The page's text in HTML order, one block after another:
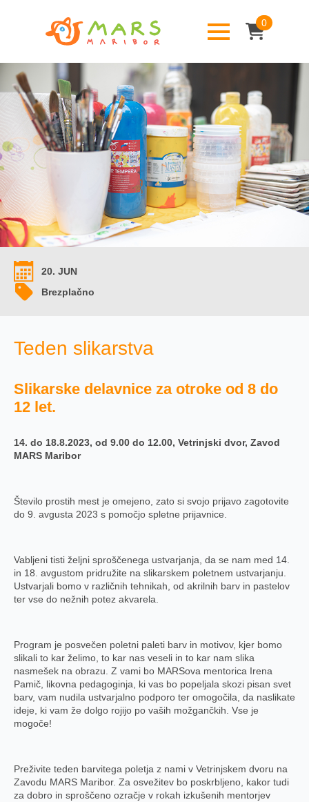
0
20. JUN
Brezplačno
Teden slikarstva
Slikarske delavnice za otroke od 8 do
12 let.
14. do 18.8.2023, od 9.00 do 12.00, Vetrinjski dvor, Zavod
MARS Maribor
Število prostih mest je omejeno, zato si svojo prijavo zagotovite
do 9. avgusta 2023 s pomočjo spletne prijavnice.
Vabljeni tisti željni sproščenega ustvarjanja, da se nam med 14.
in 18. avgustom pridružite na slikarskem poletnem ustvarjanju.
Ustvarjali bomo v različnih tehnikah, od akrilnih barv in pastelov
ter vse do nežnih potez akvarela.
Program je posvečen poletni paleti barv in motivov, kjer bomo
slikali to kar želimo, to kar nas veseli in to kar nam slika
nasmešek na obrazu. Z vami bo MARSova mentorica Irena
Pamič, likovna pedagoginja, ki vas bo popeljala skozi pisan svet
barv, vam nudila ustvarjalno podporo ter omogočila, da naslikate
ideje, ki vam že dolgo rojijo po vaših možgančkih. Vse je
mogoče!
Preživite teden barvitega poletja z nami v Vetrinjskem dvoru na
Zavodu MARS Maribor. Za osvežitev bo poskrbljeno, kakor tudi
za dobro in sproščeno ozračje v rokah izkušenih mentorjev